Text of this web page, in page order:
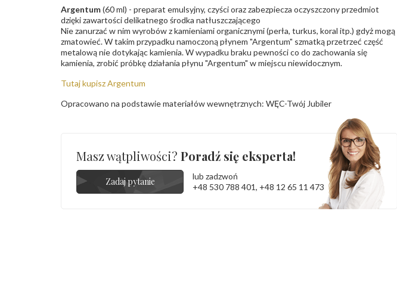
Argentum(60 ml) - preparat emulsyjny, czyści oraz zabezpiecza oczyszczony przedmiot
dzięki zawartości delikatnego środka natłuszczającego
Nie zanurzać w nim wyrobów z kamieniami organicznymi (perła, turkus, koral itp.) gdyż mogą
zmatowieć. W takim przypadku namoczoną płynem "Argentum" szmatką przetrzeć część
metalową nie dotykając kamienia. W wypadku braku pewności co do zachowania się
kamienia, zrobić próbkę działania płynu "Argentum" w miejscu niewidocznym.
Tutaj kupisz Argentum
Opracowano na podstawie materiałów wewnętrznych: WĘC-Twój Jubiler
Masz wątpliwości? Poradź się eksperta!
Zadaj pytanie
lub zadzwoń
+48 530 788 401, +48 12 65 11 473